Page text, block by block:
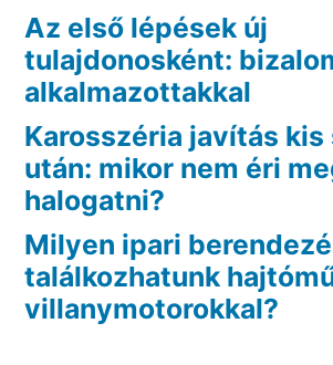
Az első lépések új
tulajdonosként:
alkalmazottakkal
Karosszéria javítás
után: mikor nem éri
halogatni?
Milyen ipari
találkozhatunk
villanymotorokkal?